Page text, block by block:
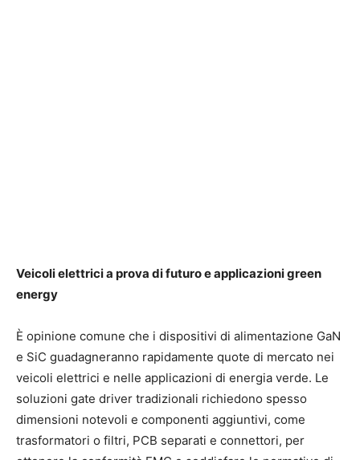
Veicoli elettrici a prova di futuro e applicazioni green
energy
È opinione comune che i dispositivi di alimentazione GaN
e SiC guadagneranno rapidamente quote di mercato nei
veicoli elettrici e nelle applicazioni di energia verde. Le
soluzioni gate driver tradizionali richiedono spesso
dimensioni notevoli e componenti aggiuntivi, come
trasformatori o filtri, PCB separati e connettori, per